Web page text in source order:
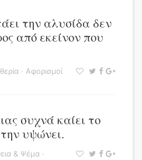
την αλυσίδα δεν
από εκείνον που
· Αφορισμοί
συχνά καίει το
υψώνει.
& Ψέμα ·